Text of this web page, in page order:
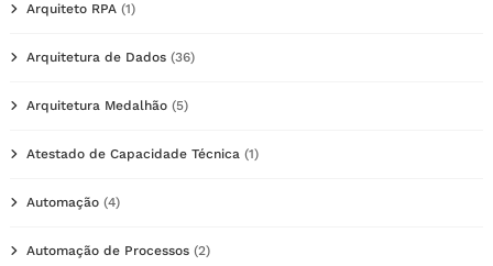
Arquiteto RPA (1)
Arquitetura de Dados (36)
Arquitetura Medalhão (5)
Atestado de Capacidade Técnica (1)
Automação (4)
Automação de Processos (2)